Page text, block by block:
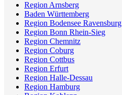
Region Arnsberg
Baden Württemberg
Region Bodensee Ravensburg
Region Bonn Rhein-Sieg
Region Chemnitz
Region Coburg
Region Cottbus
Region Erfurt
Region Halle-Dessau
Region Hamburg